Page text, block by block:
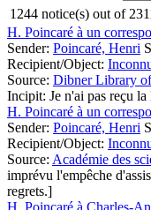
1244 notice(s) out of
H. Poincaré à un
Sender: Poincaré, Henri
Recipient/Object:
Source: Dibner Library
Incipit: Je n'ai pas reçu
H. Poincaré à un
Sender: Poincaré, Henri
Recipient/Object:
Source: Académie des
imprévu l'empêche
regrets.]
H. Poincaré à Charles-